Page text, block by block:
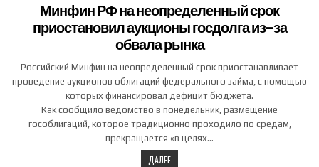
Минфин РФ на неопределенный срок
приостановил аукционы госдолга из-за
обвала рынка
Российский Минфин на неопределенный срок приостанавливает
проведение аукционов облигаций федерального займа, с помощью
которых финансировал дефицит бюджета.
Как сообщило ведомство в понедельник, размещение
гособлигаций, которое традиционно проходило по средам,
прекращается «в целях…
ДАЛЕЕ